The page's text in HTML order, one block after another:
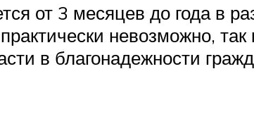
от 3 месяцев до года в
невозможно, так
в благонадежности